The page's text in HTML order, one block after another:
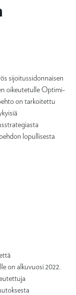
sijoitussidonnaisen
oikeutetulle Optimi-
on tarkoitettu
lopullisesta
on alkuvuosi 2022.